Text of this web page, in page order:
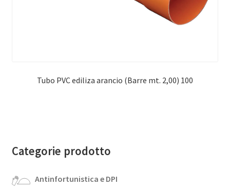
Tubo PVC ediliza arancio (Barre mt. 2,00) 100
Categorie prodotto
Antinfortunistica e DPI